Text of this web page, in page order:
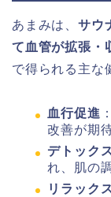
あまみは、 サウ
て血管が拡張・
で得られる主な
血行促進
改善が期
デトック
れ、肌の
リラック